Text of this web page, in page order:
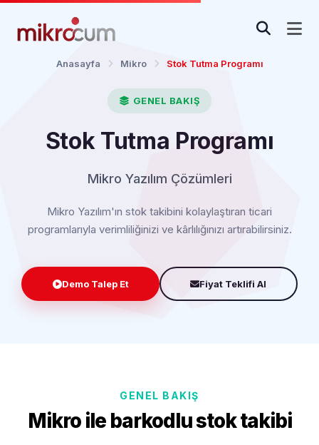
Anasayfa Mikro Stok Tutma Programı
GENEL BAKIŞ
Stok Tutma Programı
Mikro Yazılım Çözümleri
Mikro Yazılım'ın stok takibini kolaylaştıran ticari
programlarıyla verimliliğinizi ve kârlılığınızı artırabilirsiniz.
Demo Talep Et Fiyat Teklifi Al
GENEL BAKIŞ
Mikro ile barkodlu stok takibi